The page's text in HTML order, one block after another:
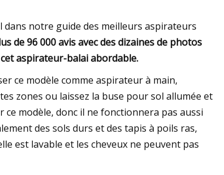
notre guide des meilleurs aspirateurs
de 96 000 avis avec des dizaines de photos
aspirateur-balai abordable.
ce modèle comme aspirateur à main,
zones ou laissez la buse pour sol allumée et
modèle, donc il ne fonctionnera pas aussi
des sols durs et des tapis à poils ras,
est lavable et les cheveux ne peuvent pas